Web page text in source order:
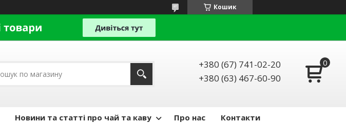
Кошик
+380 (67) 741-02-20
+380 (63) 467-60-90
Новини та статті про чай та каву Про нас Контакти